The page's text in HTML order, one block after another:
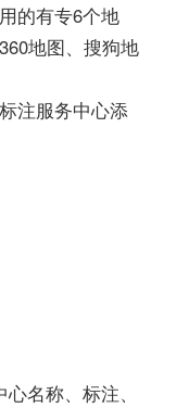
的有专6个地
地图、搜狗地
注服务中心添
名称、标注、